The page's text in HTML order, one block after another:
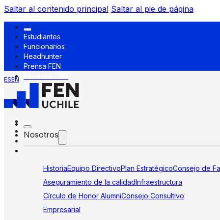
Saltar al contenido principal Saltar al pie de página
Estudiantes
Funcionarios
Headhunter
Prensa FEN
ESEN
Nosotros
HistoriaEquipo DirectivoPlan EstratégicoConsejo de
Aseguramiento de la calidadInfraestructura
Círculo de Honor AlumniConsejo Consultivo
Empresarial